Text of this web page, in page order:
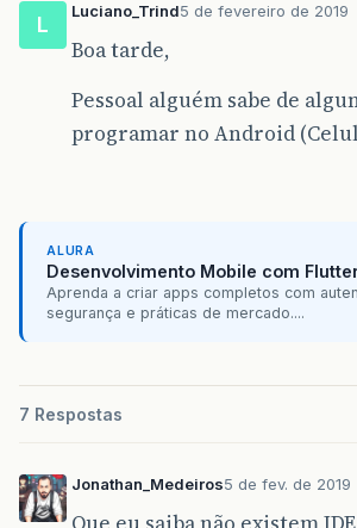
L
Luciano_Trind5 de fevereiro de 2019
Boa tarde,
Pessoal alguém sabe de
programar no Android
ALURA
Desenvolvimento Mobile com
Aprenda a criar apps completos com
segurança e práticas de mercado....
7 Respostas
Jonathan_Medeiros5 de fev. de 2019